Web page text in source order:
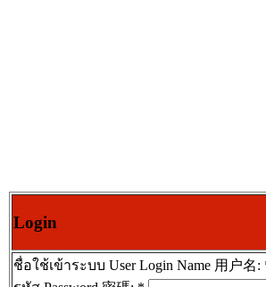
Login
ชื่อใช้เข้าระบบ User Login Name 用户名: